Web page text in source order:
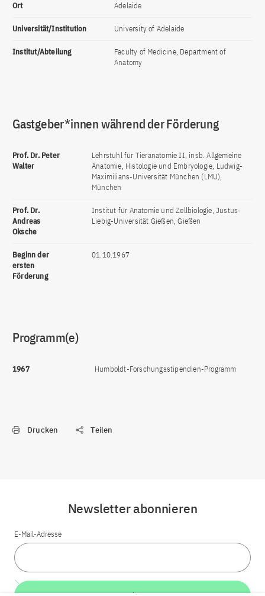
Ort Adelaide
Universität/Institution University of Adelaide
Institut/Abteilung
Faculty of Medicine, Department of
Anatomy
Gastgeber*innen während der Förderung
Prof. Dr. Peter
Walter
Lehrstuhl für Tieranatomie II, insb. Allgemeine
Anatomie, Histologie und Embryologie, Ludwig-
Maximilians-Universität München (LMU),
München
Prof. Dr.
Andreas
Oksche
Institut für Anatomie und Zellbiologie, Justus-
Liebig-Universität Gießen, Gießen
Beginn der
ersten
Förderung
01.10.1967
Programm(e)
1967 Humboldt-Forschungsstipendien-Programm
Drucken Teilen
Newsletter abonnieren
E-Mail-Adresse